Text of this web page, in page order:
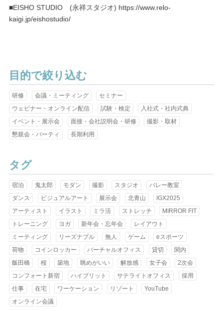
■​EISHO STUDIO (永祥スタジオ) https://www.relo-
kaigi.jp/eishostudio/
目的で絞り込む
研修 会議・ミーティング
セミナー
ウェビナー・オンライン配信
試験・検定
入社式・社内式典
イベント・展示会
面接・会社説明会・研修
撮影・取材
懇親会・パーティ
長期利用
タグ
宿泊 鬼太郎 モダン 撮影 スタジオ
バレー教室
ダンス
ビジュアルアート 展示会 北青山
IGX2025
アーティスト
イラスト ミラ活 ストレッチ
MIRROR FIT
トレーニング
ヨガ 新年会・忘年会
レイアウト
ミーティング
リーズナブル 無人 ゲーム
eスポーツ
荷物
コインロッカー バーチャルオフィス 貸切
関内
飯田橋
桜 築地 眺めがいい 解放感 女子会
2次会
コンフォート新宿
ハイブリット サテライトオフィス
採用
仕事
在宅 ワーケーション リゾート
YouTube
オンライン会議